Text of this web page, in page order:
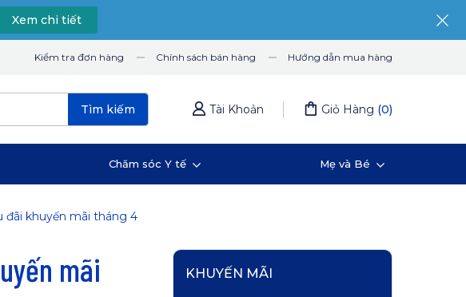
Xem chi tiết
Kiểm tra đơn hàng Chính sách bán hàng Hướng dẫn mua hàng
Tài Khoản Giỏ Hàng (0)
Tìm kiếm
Chăm sóc Y tế Mẹ và Bé
đãi khuyến mãi tháng 4
mãi
KHUYẾN MÃI